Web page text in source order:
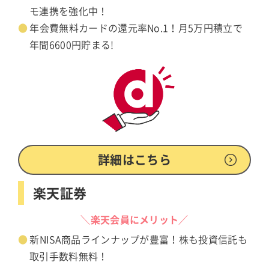
モ連携を強化中！
年会費無料カードの還元率No.1！月5万円積立で
年間6600円貯まる!
詳細はこちら
楽天証券
＼楽天会員にメリット／
新NISA商品ラインナップが豊富！株も投資信託も
取引手数料無料！